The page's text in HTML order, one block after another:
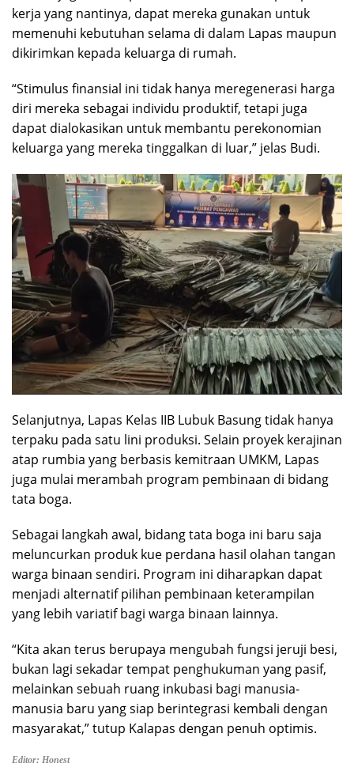
kerja yang nantinya, dapat mereka gunakan untuk
memenuhi kebutuhan selama di dalam Lapas maupun
dikirimkan kepada keluarga di rumah.
“Stimulus finansial ini tidak hanya meregenerasi harga
diri mereka sebagai individu produktif, tetapi juga
dapat dialokasikan untuk membantu perekonomian
keluarga yang mereka tinggalkan di luar,” jelas Budi.
Selanjutnya, ​Lapas Kelas IIB Lubuk Basung tidak hanya
terpaku pada satu lini produksi. Selain proyek kerajinan
atap rumbia yang berbasis kemitraan UMKM, Lapas
juga mulai merambah program pembinaan di bidang
tata boga.
​Sebagai langkah awal, bidang tata boga ini baru saja
meluncurkan produk kue perdana hasil olahan tangan
warga binaan sendiri. Program ini diharapkan dapat
menjadi alternatif pilihan pembinaan keterampilan
yang lebih variatif bagi warga binaan lainnya.
“Kita akan terus berupaya mengubah fungsi jeruji besi,
bukan lagi sekadar tempat penghukuman yang pasif,
melainkan sebuah ruang inkubasi bagi manusia-
manusia baru yang siap berintegrasi kembali dengan
masyarakat,” tutup Kalapas dengan penuh optimis.
Editor: Honest